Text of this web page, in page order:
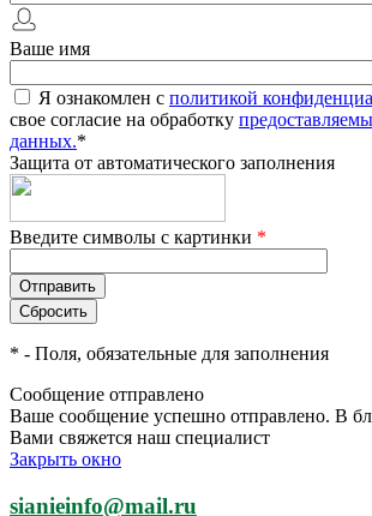
Ваше имя
Я ознакомлен с политикой
свое согласие на обработку
данных.*
Защита от автоматического заполнения
Введите символы с картинки *
* - Поля, обязательные для заполнения
Сообщение отправлено
Ваше сообщение успешно отправлено. В
Вами свяжется наш специалист
Закрыть окно
sianieinfo@mail.ru